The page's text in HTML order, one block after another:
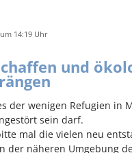
14:19 Uhr
und
der wenigen Refugien in
sein darf.
mal die vielen neu
der näheren Umgebung